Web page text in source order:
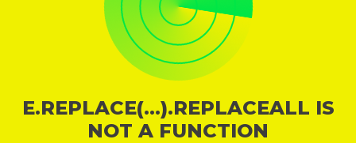
E.REPLACE(...).REPLACEALL IS
NOT A FUNCTION